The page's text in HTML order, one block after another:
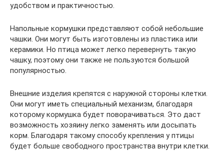
удобством и практичностью.
Напольные кормушки представляют собой небольшие
чашки. Они могут быть изготовлены из пластика или
керамики. Но птица может легко перевернуть такую
чашку, поэтому они также не пользуются большой
популярностью.
Внешние изделия крепятся с наружной стороны клетки.
Они могут иметь специальный механизм, благодаря
которому кормушка будет поворачиваться. Это даст
возможность хозяину легко заменять или досыпать
корм. Благодаря такому способу крепления у птицы
будет больше свободного пространства внутри клетки.